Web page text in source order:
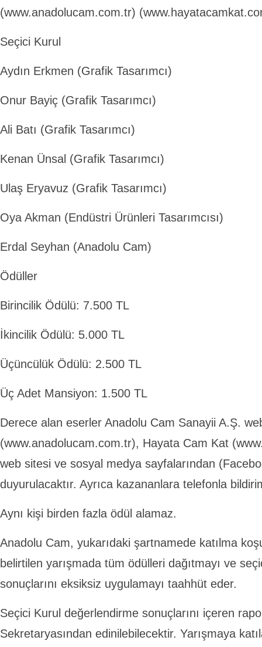
(www.anadolucam.com.tr)
Seçici Kurul
Aydın Erkmen (Grafik Tasarımcı)
Onur Bayiç (Grafik Tasarımcı)
Ali Batı (Grafik Tasarımcı)
Kenan Ünsal (Grafik Tasarımcı)
Ulaş Eryavuz (Grafik Tasarımcı)
Oya Akman (Endüstri Ürünleri Tasarımcısı)
Erdal Seyhan (Anadolu Cam)
Ödüller
Birincilik Ödülü: 7.500 TL
İkincilik Ödülü: 5.000 TL
Üçüncülük Ödülü: 2.500 TL
Üç Adet Mansiyon: 1.500 TL
Derece alan eserler Anadolu Cam Sanayii A.Ş.
(www.anadolucam.com.tr), Hayata Cam Kat
web sitesi ve sosyal medya sayfalarından
duyurulacaktır. Ayrıca kazananlara telefonla
Aynı kişi birden fazla ödül alamaz.
Anadolu Cam, yukarıdaki şartnamede katılma
belirtilen yarışmada tüm ödülleri dağıtmayı ve
sonuçlarını eksiksiz uygulamayı taahhüt eder.
Seçici Kurul değerlendirme sonuçlarını içeren
Sekretaryasından edinilebilecektir. Yarışmaya